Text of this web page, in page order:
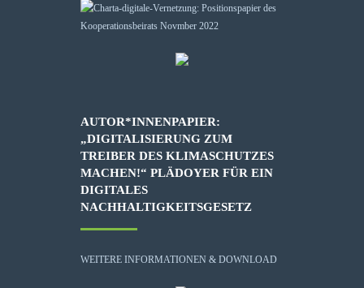
AUTOR*INNENPAPIER:
„DIGITALISIERUNG ZUM
TREIBER DES KLIMASCHUTZES
MACHEN!“ PLÄDOYER FÜR EIN
DIGITALES
NACHHALTIGKEITSGESETZ
WEITERE INFORMATIONEN & DOWNLOAD